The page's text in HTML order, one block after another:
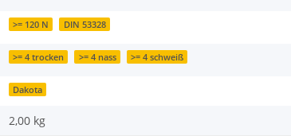
>= 120 N DIN 53328
>= 4 trocken >= 4 nass >= 4 schweiß
Dakota
2,00 kg